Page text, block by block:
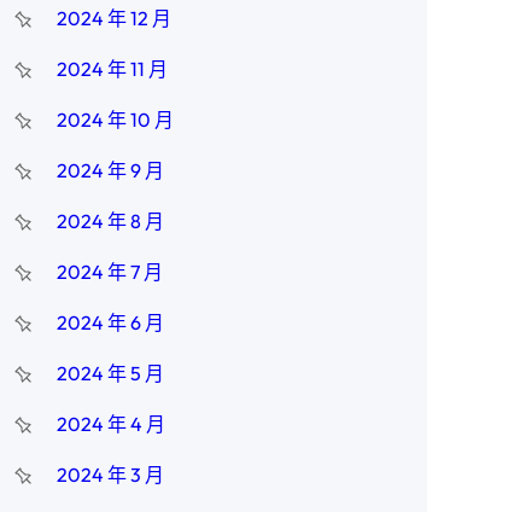
2024 年 12 月
2024 年 11 月
2024 年 10 月
2024 年 9 月
2024 年 8 月
2024 年 7 月
2024 年 6 月
2024 年 5 月
2024 年 4 月
2024 年 3 月